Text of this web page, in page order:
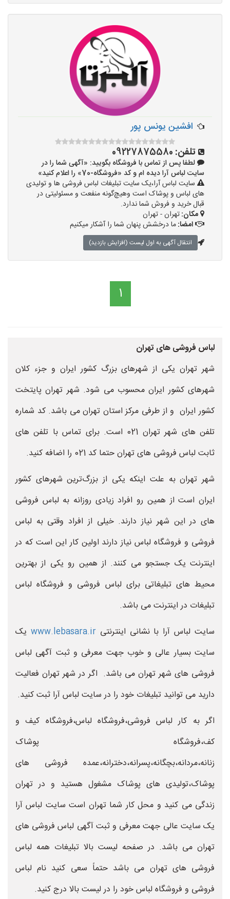
افشین یونس پور
تلفن: 09227875580
لطفا پس از تماس با فروشگاه بگویید: «آگهی شما را در
سایت لباس آرا دیده ام و کد «فروشگاه-70» را اعلام کنید»
سایت لباس آرا،یک سایت تبلیغات لباس فروشی ها و تولیدی
های لباس و پوشاک است وهیچ‌گونه منفعت و مسئولیتی در
قبال خرید و فروش شما ندارد.
مکان:تهران - تهران
امضا:ما درخشش پنهان شما را آشکار میکنیم
انتقال آگهی به اول لیست (افزایش بازدید)
1
لباس فروشی های تهران
شهر تهران یکی از شهرهای بزرگ کشور ایران و جزء کلان
شهرهای کشور ایران محسوب می شود. شهر تهران پایتخت
کشور ایران و از طرفی مرکز استان تهران می باشد. کد شماره
تلفن های شهر تهران 021 است. برای تماس با تلفن های
ثابت لباس فروشی های تهران حتما کد 021 را اضافه کنید.
شهر تهران به علت اینکه یکی از بزرگ‌ترین شهرهای کشور
ایران است از همین رو افراد زیادی روزانه به لباس فروشی
های در این شهر نیاز دارند. خیلی از افراد وقتی به لباس
فروشی و فروشگاه لباس نیاز دارند اولین کار این است که در
اینترنت یک جستجو می کنند. از همین رو یکی از بهترین
محیط های تبلیغاتی برای لباس فروشی و فروشگاه لباس
تبلیغات در اینترنت می باشد.
سایت لباس آرا با نشانی اینترنتیwww.lebasara.ir یک
سایت بسیار عالی و خوب جهت معرفی و ثبت آگهی لباس
فروشی های شهر تهران می باشد. اگر در شهر تهران فعالیت
دارید می توانید تبلیغات خود را در سایت لباس آرا ثبت کنید.
اگر به کار لباس فروشی،فروشگاه لباس،فروشگاه کیف و
کف،فروشگاه پوشاک
زنانه،مردانه،بچگانه،پسرانه،دخترانه،عمده فروشی های
پوشاک،تولیدی های پوشاک مشغول هستید و در تهران
زندگی می کنید و محل کار شما تهران است سایت لباس آرا
یک سایت عالی جهت معرفی و ثبت آگهی لباس فروشی های
تهران می باشد. در صفحه لیست بالا تبلیغات همه لباس
فروشی های تهران می باشد حتماً سعی کنید نام لباس
فروشی و فروشگاه لباس خود را در لیست بالا درج کنید.